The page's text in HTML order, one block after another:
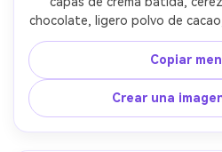
chocolate, ligero polvo de
de vidrio vintage, luces
bokeh de fondo, disparado en
ambiente acogedor
fotorealista-
Copiar
Crear una